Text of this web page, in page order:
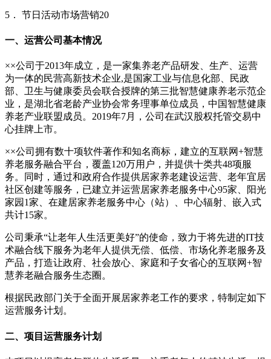
5． 节日活动市场营销20
一、运营公司基本情况
××公司于2013年成立，是一家集养老产品研发、生产、运营
为一体的民营高新技术企业,是国家工业与信息化部、民政
部、卫生与健康委员会联合授牌的第三批智慧健康养老示范企
业，是湖北省老龄产业协会常务理事单位成员，中国智慧健康
养老产业联盟成员。2019年7月，公司在武汉股权托管交易中
心挂牌上市。
××公司拥有数十项软件著作和知名商标，建立的互联网+智慧
养老服务融合平台，覆盖120万用户，并提供十类共48项服
务。同时，通过和政府合作提供居家养老建设运营、老年宜居
社区创建等服务，已建立并运营居家养老服务中心95家、阳光
家园1家、在建居家养老服务中心（站）、中心辐射、嵌入式
共计15家。
公司秉承“让老年人生活更美好”的使命，致力于将先进的IT技
术融合线下服务为老年人提供无偿、低偿、市场化养老服务及
产品，打造让政府、社会放心、家庭和子女省心的互联网+智
慧养老融合服务生态圈。
根据民政部门关于全面开展居家养老工作的要求，特制定如下
运营服务计划。
二、项目运营服务计划